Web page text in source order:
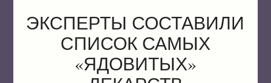
ЭКСПЕРТЫ СОСТАВИЛИ
СПИСОК САМЫХ
«ЯДОВИТЫХ»